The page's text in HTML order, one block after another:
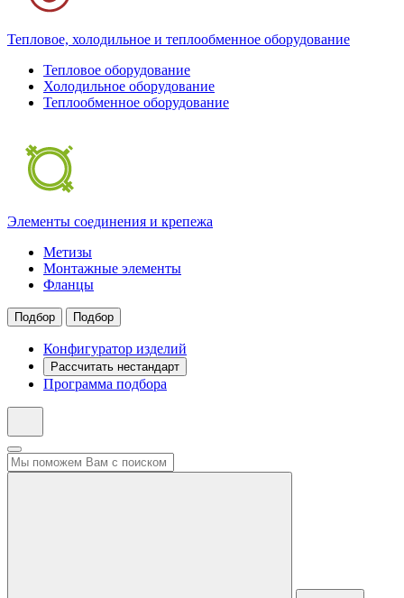
Тепловое, холодильное и теплообменное оборудование
Тепловое оборудование
Холодильное оборудование
Теплообменное оборудование
Элементы соединения и крепежа
Метизы
Монтажные элементы
Фланцы
Подбор Подбор
Конфигуратор изделий
Рассчитать нестандарт
Программа подбора